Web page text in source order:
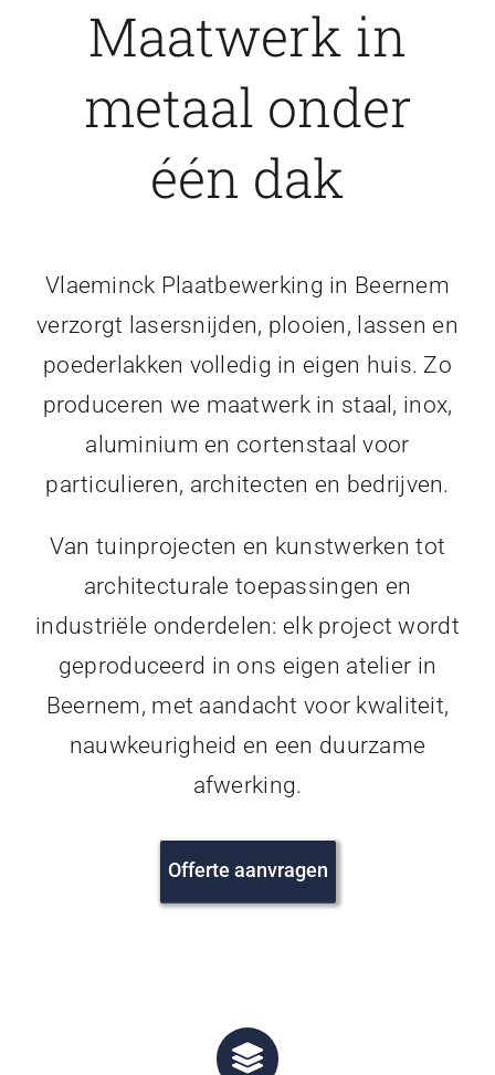
Maatwerk in
metaal onder
één dak
Vlaeminck Plaatbewerking in Beernem
verzorgt lasersnijden, plooien, lassen en
poederlakken volledig in eigen huis. Zo
produceren we maatwerk in staal, inox,
aluminium en cortenstaal voor
particulieren, architecten en bedrijven.
Van tuinprojecten en kunstwerken tot
architecturale toepassingen en
industriële onderdelen: elk project wordt
geproduceerd in ons eigen atelier in
Beernem, met aandacht voor kwaliteit,
nauwkeurigheid en een duurzame
afwerking.
Offerte aanvragen